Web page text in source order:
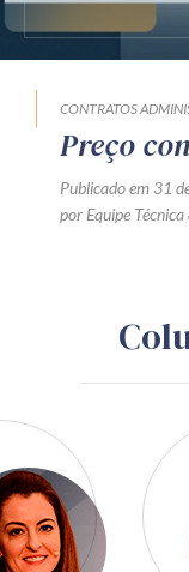
CONTRATOS
Preço
Publicado em 31
por Equipe